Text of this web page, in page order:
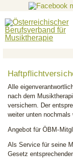
Alle
nach dem
versichern. Der
weiter unten nochmals
Angebot für ÖBM-
Als Service für seine
Gesetz